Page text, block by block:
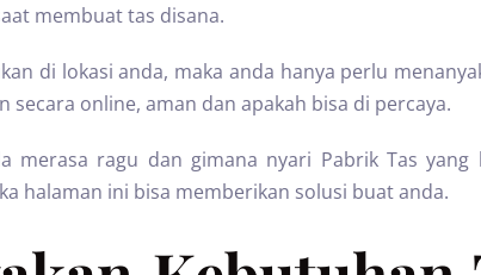
membuat tas disana.
di lokasi anda, maka anda hanya perlu
secara online, aman dan apakah bisa di percaya.
merasa ragu dan gimana nyari Pabrik Tas
halaman ini bisa memberikan solusi buat anda.